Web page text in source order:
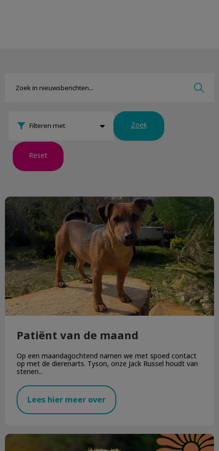
Filteren met Zoek
Reset
Patiënt van de maand
Patiënt van de maand
Op een maandagochtend namen we met spoed contact
op met de dierenarts. Tyson, onze Jack Russel houdt van
stenen...
Lees hier meer over
De zomerchecklist voor je huisdier